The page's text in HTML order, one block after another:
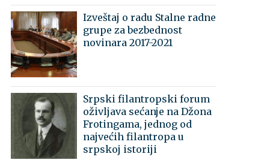
Izveštaj o radu Stalne radne
grupe za bezbednost
novinara 2017-2021
Srpski filantropski forum
oživljava sećanje na Džona
Frotingama, jednog od
najvećih filantropa u
srpskoj istoriji